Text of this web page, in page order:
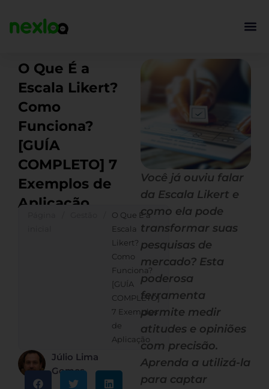
para
O Que É a
Escala Likert?
Como
Funciona?
[GUÍA
COMPLETO] 7
Exemplos de
Aplicação
O Que É a
Escala
Likert?
Como
Funciona?
[GUÍA
COMPLETO]
7 Exemplos
de
Aplicação
Júlio Lima
Gomes
Você já ouviu falar
da Escala Likert e
como ela pode
transformar suas
pesquisas de
mercado? Esta
poderosa
ferramenta
permite medir
atitudes e opiniões
com precisão.
Aprenda a utilizá-la
para captar